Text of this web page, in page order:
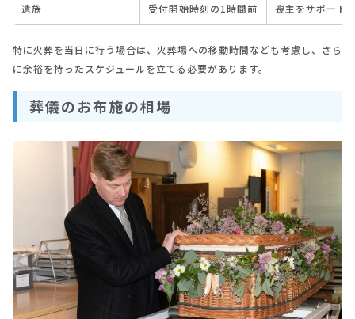
遺族 受付開始時刻の1時間前 喪主をサポート
特に火葬を当日に行う場合は、火葬場への移動時間なども考慮し、さら
に余裕を持ったスケジュールを立てる必要があります。
葬儀のお布施の相場